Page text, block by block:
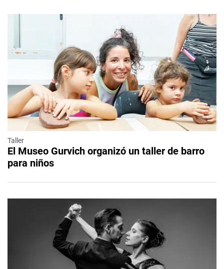
Taller
El Museo Gurvich organizó un taller de barro
para niños